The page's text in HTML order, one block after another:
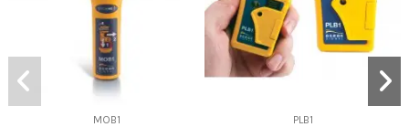
MOB1
PLB1